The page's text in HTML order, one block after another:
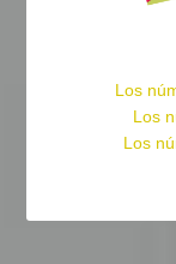
Los
Los
Los